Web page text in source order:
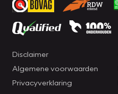
Disclaimer
Algemene voorwaarden
Privacyverklaring